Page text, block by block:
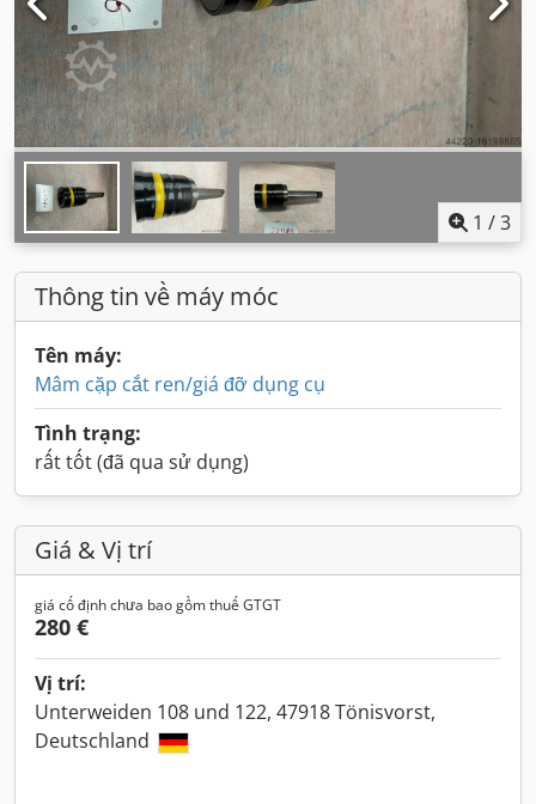
1 /3
Thông tin về máy móc
Tên máy:
Mâm cặp cắt ren/giá đỡ dụng cụ
Tình trạng:
rất tốt (đã qua sử dụng)
Giá & Vị trí
giá cố định chưa bao gồm thuế GTGT
280 €
Vị trí:
Unterweiden 108 und 122, 47918 Tönisvorst,
Deutschland